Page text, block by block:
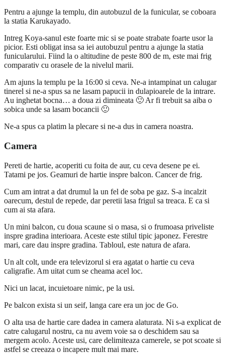
Pentru a ajunge la templu, din autobuzul de la funicular, se coboara
la statia Karukayado.
Intreg Koya-sanul este foarte mic si se poate strabate foarte usor la
picior. Esti obligat insa sa iei autobuzul pentru a ajunge la statia
funicularului. Fiind la o altitudine de peste 800 de m, este mai frig
comparativ cu orasele de la nivelul marii.
Am ajuns la templu pe la 16:00 si ceva. Ne-a intampinat un calugar
tinerel si ne-a spus sa ne lasam papucii in dulapioarele de la intrare.
Au inghetat bocna… a doua zi dimineata 🙂 Ar fi trebuit sa aiba o
sobica unde sa lasam bocancii 🙂
Ne-a spus ca platim la plecare si ne-a dus in camera noastra.
Camera
Pereti de hartie, acoperiti cu foita de aur, cu ceva desene pe ei.
Tatami pe jos. Geamuri de hartie inspre balcon. Cancer de frig.
Cum am intrat a dat drumul la un fel de soba pe gaz. S-a incalzit
oarecum, destul de repede, dar peretii lasa frigul sa treaca. E ca si
cum ai sta afara.
Un mini balcon, cu doua scaune si o masa, si o frumoasa priveliste
inspre gradina interioara. Aceste este stilul tipic japonez. Ferestre
mari, care dau inspre gradina. Tabloul, este natura de afara.
Un alt colt, unde era televizorul si era agatat o hartie cu ceva
caligrafie. Am uitat cum se cheama acel loc.
Nici un lacat, incuietoare nimic, pe la usi.
Pe balcon exista si un seif, langa care era un joc de Go.
O alta usa de hartie care dadea in camera alaturata. Ni s-a explicat de
catre calugarul nostru, ca nu avem voie sa o deschidem sau sa
mergem acolo. Aceste usi, care delimiteaza camerele, se pot scoate si
astfel se creeaza o incapere mult mai mare.